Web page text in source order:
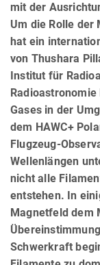
mit der
Um die Rolle der
hat ein
von Thushara
Institut für
Gases in der
dem HAWC+
Flugzeug-
Wellenlängen
nicht alle
entstehen. In
Magnetfeld dem
Schwerkraft